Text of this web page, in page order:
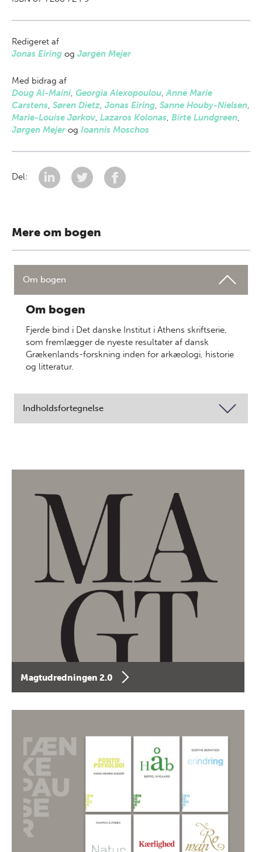
Redigeret af
Jonas Eiring og Jørgen Mejer
Med bidrag af
Doug Al-Maini, Georgia Alexopoulou,Anne Marie
Carstens, Søren Dietz, Jonas Eiring, Sanne Houby-Nielsen,
Marie-Louise Jørkov, Lazaros Kolonas, Birte Lundgreen,
Jørgen Mejerog Ioannis Moschos
Del:
Mere om bogen
Om bogen
Om bogen
Fjerde bind i Det danske Institut i Athens skriftserie,
som fremlægger de nyeste resultater af dansk
Grækenlands-forskning inden for arkæologi, historie
og litteratur.
Indholdsfortegnelse
Magtudredningen 2.0